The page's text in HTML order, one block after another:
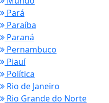
Pará
Paraíba
Paraná
Pernambuco
Piauí
Política
Rio de Janeiro
Rio Grande do Norte